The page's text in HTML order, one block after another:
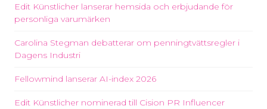
Edit Künstlicher lanserar hemsida och erbjudande för
personliga varumärken
Carolina Stegman debatterar om penningtvättsregler i
Dagens Industri
Fellowmind lanserar AI-index 2026
Edit Künstlicher nominerad till Cision PR Influencer